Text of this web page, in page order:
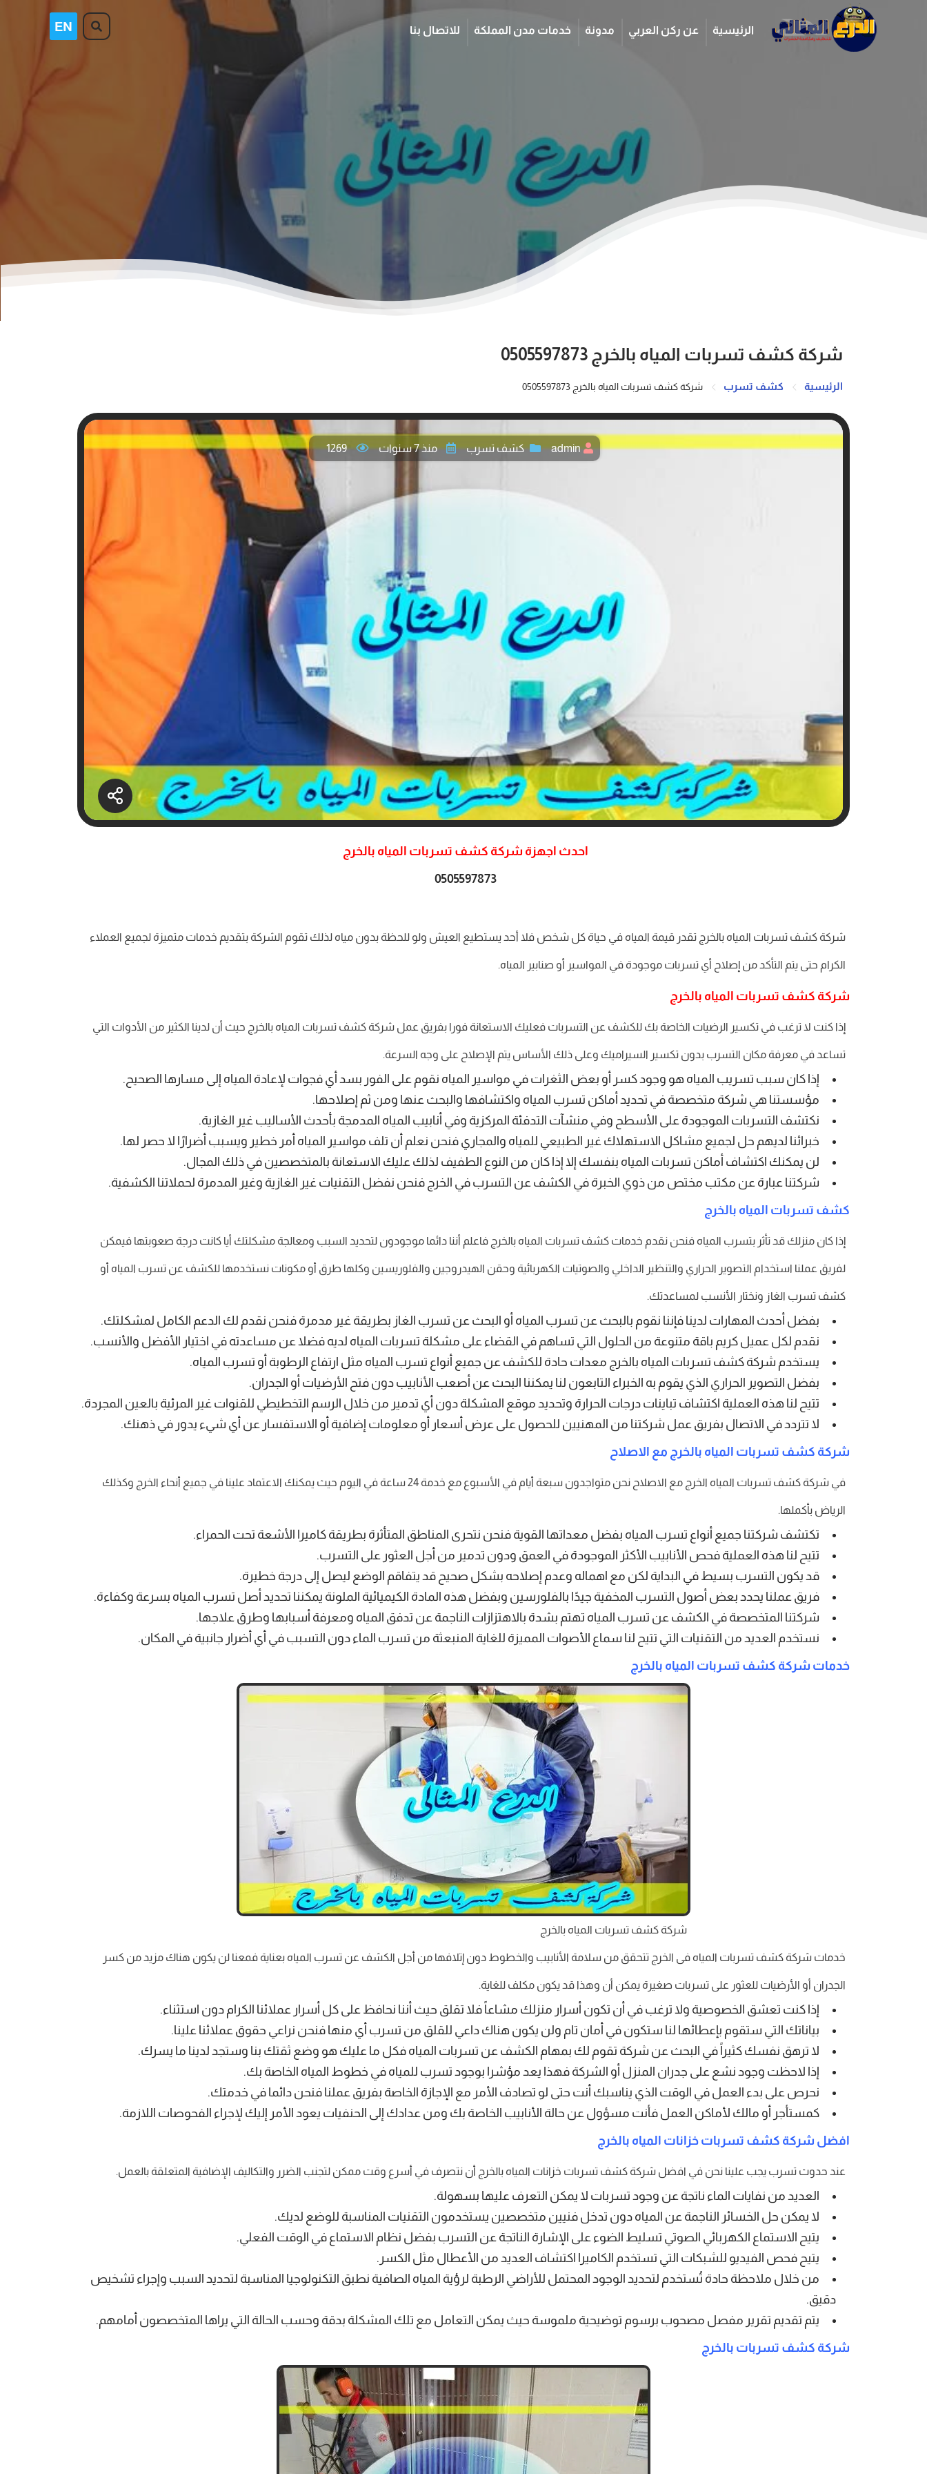
الرئيسية عن ركن العربي مدونة خدمات مدن المملكة للاتصال بنا
شركة كشف تسربات المياه بالخرج 0505597873
الرئيسية كشف تسرب شركة كشف تسربات المياه بالخرج 0505597873
admin كشف تسرب منذ 7 سنوات 1269
احدث اجهزة شركة كشف تسربات المياه بالخرج
0505597873
شركة كشف تسربات المياه بالخرج تقدر قيمة المياه في حياة كل شخص فلا أحد يستطيع العيش ولو للحظة بدون مياه لذلك تقوم الشركة بتقديم خدمات متميزة لجميع العملاء
الكرام حتى يتم التأكد من إصلاح أي تسربات موجودة في المواسير أو صنابير المياه.
شركة كشف تسربات المياه بالخرج
إذا كنت لا ترغب في تكسير الرضيات الخاصة بك للكشف عن التسربات فعليك الاستعانة فورا بفريق عمل شركة كشف تسربات المياه بالخرج حيث أن لدينا الكثير من الأدوات التي
تساعد في معرفة مكان التسرب بدون تكسير السيراميك وعلى ذلك الأساس يتم الإصلاح على وجه السرعة.
إذا كان سبب تسريب المياه هو وجود كسر أو بعض الثغرات في مواسير المياه نقوم على الفور بسد أي فجوات لإعادة المياه إلى مسارها الصحيح.
مؤسستنا هي شركة متخصصة في تحديد أماكن تسرب المياه واكتشافها والبحث عنها ومن ثم إصلاحها.
نكتشف التسربات الموجودة على الأسطح وفي منشآت التدفئة المركزية وفي أنابيب المياه المدمجة بأحدث الأساليب غير الغازية.
خبرائنا لديهم حل لجميع مشاكل الاستهلاك غير الطبيعي للمياه والمجاري فنحن نعلم أن تلف مواسير المياه أمر خطير ويسبب أضرارًا لا حصر لها.
لن يمكنك اكتشاف أماكن تسربات المياه بنفسك إلا إذا كان من النوع الطفيف لذلك عليك الاستعانة بالمتخصصين في ذلك المجال.
شركتنا عبارة عن مكتب مختص من ذوي الخبرة في الكشف عن التسرب في الخرج فنحن نفضل التقنيات غير الغازية وغير المدمرة لحملاتنا الكشفية.
كشف تسربات المياه بالخرج
إذا كان منزلك قد تأثر بتسرب المياه فنحن نقدم خدمات كشف تسربات المياه بالخرج فاعلم أننا دائما موجودون لتحديد السبب ومعالجة مشكلتك أيا كانت درجة صعوبتها فيمكن
لفريق عملنا استخدام التصوير الحراري والتنظير الداخلي والصوتيات الكهربائية وحقن الهيدروجين والفلوريسين وكلها طرق أو مكونات نستخدمها للكشف عن تسرب المياه أو
كشف تسرب الغاز ونختار الأنسب لمساعدتك.
بفضل أحدث المهارات لدينا فإننا نقوم بالبحث عن تسرب المياه أو البحث عن تسرب الغاز بطريقة غير مدمرة فنحن نقدم لك الدعم الكامل لمشكلتك.
نقدم لكل عميل كريم باقة متنوعة من الحلول التي تساهم في القضاء على مشكلة تسربات المياه لديه فضلا عن مساعدته في اختيار الأفضل والأنسب.
يستخدم شركة كشف تسربات المياه بالخرج معدات حادة للكشف عن جميع أنواع تسرب المياه مثل ارتفاع الرطوبة أو تسرب المياه.
بفضل التصوير الحراري الذي يقوم به الخبراء التابعون لنا يمكننا البحث عن أصعب الأنابيب دون فتح الأرضيات أو الجدران.
تتيح لنا هذه العملية اكتشاف تباينات درجات الحرارة وتحديد موقع المشكلة دون أي تدمير من خلال الرسم التخطيطي للقنوات غير المرئية بالعين المجردة.
لا تتردد في الاتصال بفريق عمل شركتنا من المهنيين للحصول على عرض أسعار أو معلومات إضافية أو الاستفسار عن أي شيء يدور في ذهنك.
شركة كشف تسربات المياه بالخرج مع الاصلاح
في شركة كشف تسربات المياه الخرج مع الاصلاح نحن متواجدون سبعة أيام في الأسبوع مع خدمة 24 ساعة في اليوم حيث يمكنك الاعتماد علينا في جميع أنحاء الخرج وكذلك
الرياض بأكملها.
تكتشف شركتنا جميع أنواع تسرب المياه بفضل معداتها القوية فنحن نتحرى المناطق المتأثرة بطريقة كاميرا الأشعة تحت الحمراء.
تتيح لنا هذه العملية فحص الأنابيب الأكثر الموجودة في العمق ودون تدمير من أجل العثور على التسرب.
قد يكون التسرب بسيط في البداية لكن مع اهماله وعدم إصلاحه بشكل صحيح قد يتفاقم الوضع ليصل إلى درجة خطيرة.
فريق عملنا يحدد بعض أصول التسرب المخفية جيدًا بالفلورسين وبفضل هذه المادة الكيميائية الملونة يمكننا تحديد أصل تسرب المياه بسرعة وكفاءة.
شركتنا المتخصصة في الكشف عن تسرب المياه تهتم بشدة بالاهتزازات الناجمة عن تدفق المياه ومعرفة أسبابها وطرق علاجها.
نستخدم العديد من التقنيات التي تتيح لنا سماع الأصوات المميزة للغاية المنبعثة من تسرب الماء دون التسبب في أي أضرار جانبية في المكان.
خدمات شركة كشف تسربات المياه بالخرج
شركة كشف تسربات المياه بالخرج
خدمات شركة كشف تسربات المياه فى الخرج تتحقق من سلامة الأنابيب والخطوط دون إتلافها من أجل الكشف عن تسرب المياه بعناية فمعنا لن يكون هناك مزيد من كسر
الجدران أو الأرضيات للعثور على تسربات صغيرة يمكن أن وهذا قد يكون مكلف للغاية.
إذا كنت تعشق الخصوصية ولا ترغب في أن تكون أسرار منزلك مشاعاً فلا تقلق حيث أننا نحافظ على كل أسرار عملائنا الكرام دون استثناء.
بياناتك التي ستقوم بإعطائها لنا ستكون في أمان تام ولن يكون هناك داعي للقلق من تسرب أي منها فنحن نراعي حقوق عملائنا علينا.
لا ترهق نفسك كثيراً في البحث عن شركة تقوم لك بمهام الكشف عن تسربات المياه فكل ما عليك هو وضع ثقتك بنا وستجد لدينا ما يسرك.
إذا لاحظت وجود نشع على جدران المنزل أو الشركة فهذا يعد مؤشرا بوجود تسرب للمياه في خطوط المياه الخاصة بك.
نحرص على بدء العمل في الوقت الذي يناسبك أنت حتى لو تصادف الأمر مع الإجازة الخاصة بفريق عملنا فنحن دائما في خدمتك.
كمستأجر أو مالك لأماكن العمل فأنت مسؤول عن حالة الأنابيب الخاصة بك ومن عدادك إلى الحنفيات يعود الأمر إليك لإجراء الفحوصات اللازمة.
افضل شركة كشف تسربات خزانات المياه بالخرج
عند حدوث تسرب يجب علينا نحن في افضل شركة كشف تسربات خزانات المياه بالخرج أن نتصرف في أسرع وقت ممكن لتجنب الضرر والتكاليف الإضافية المتعلقة بالعمل.
العديد من نفايات الماء ناتجة عن وجود تسربات لا يمكن التعرف عليها بسهولة.
لا يمكن حل الخسائر الناجمة عن المياه دون تدخل فنيين متخصصين يستخدمون التقنيات المناسبة للوضع لديك.
يتيح الاستماع الكهربائي الصوتي تسليط الضوء على الإشارة الناتجة عن التسرب بفضل نظام الاستماع في الوقت الفعلي.
يتيح فحص الفيديو للشبكات التي تستخدم الكاميرا اكتشاف العديد من الأعطال مثل الكسر.
من خلال ملاحظة حادة تُستخدم لتحديد الوجود المحتمل للأراضي الرطبة لرؤية المياه الصافية نطبق التكنولوجيا المناسبة لتحديد السبب وإجراء تشخيص
دقيق.
يتم تقديم تقرير مفصل مصحوب برسوم توضيحية ملموسة حيث يمكن التعامل مع تلك المشكلة بدقة وحسب الحالة التي يراها المتخصصون أمامهم.
شركة كشف تسربات بالخرج